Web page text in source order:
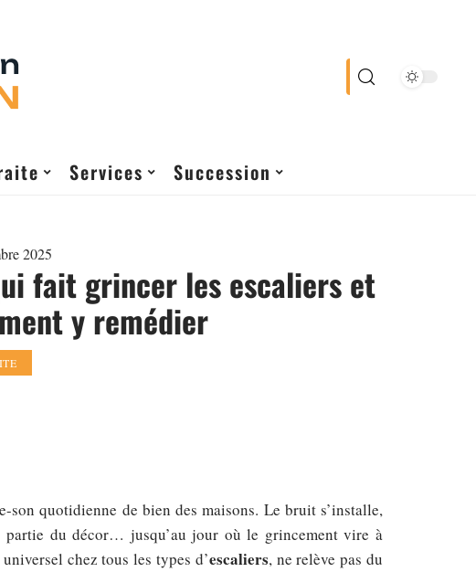
Services Succession
2025
fait grincer les escaliers et
y remédier
son quotidienne de bien des maisons. Le bruit s’installe,
du décor… jusqu’au jour où le grincement vire à
chez tous les types d’escaliers, ne relève pas du